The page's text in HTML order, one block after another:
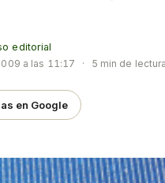
editorial
a las 11:17 · 5 min de
en Google